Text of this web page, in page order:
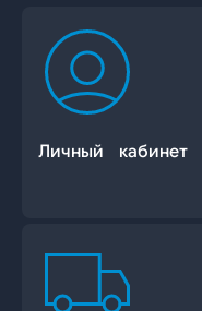
Личный кабинет